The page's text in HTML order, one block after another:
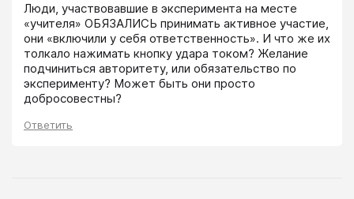
Люди, участвовавшие в эксперимента на месте
«учителя» ОБЯЗАЛИСЬ принимать активное участие,
они «включили у себя ответственность». И что же их
толкало нажимать кнопку удара током? Желание
подчиниться авторитету, или обязательство по
эксперименту? Может быть они просто
добросовестны?
Ответить